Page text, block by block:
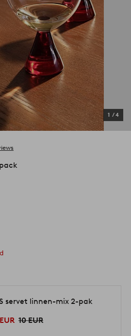
1 /4
servet linnen-mix 2-pak
10 EUR